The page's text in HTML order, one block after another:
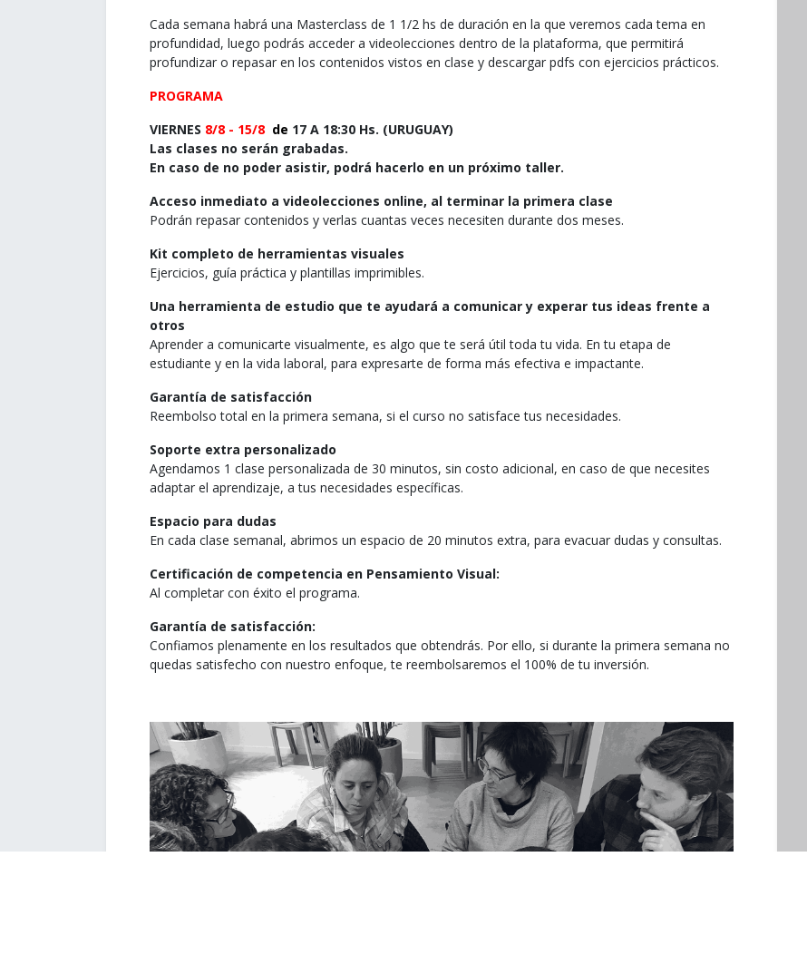
Cada semana habrá una Masterclass de 1 1/2 hs de duración en la que veremos cada tema en
profundidad, luego podrás acceder a videolecciones dentro de la plataforma, que permitirá
profundizar o repasar en los contenidos vistos en clase y descargar pdfs con ejercicios prácticos.
PROGRAMA
VIERNES 8/8 - 15/8 de 17 A 18:30 Hs. (URUGUAY)
Las clases no serán grabadas.
En caso de no poder asistir, podrá hacerlo en un próximo taller.
Acceso inmediato a videolecciones online, al terminar la primera clase
Podrán repasar contenidos y verlas cuantas veces necesiten durante dos meses.
Kit completo de herramientas visuales
Ejercicios, guía práctica y plantillas imprimibles.
Una herramienta de estudio que te ayudará a comunicar y experar tus ideas frente a
otros
Aprender a comunicarte visualmente, es algo que te será útil toda tu vida. En tu etapa de
estudiante y en la vida laboral, para expresarte de forma más efectiva e impactante.
Garantía de satisfacción
Reembolso total en la primera semana, si el curso no satisface tus necesidades.
Soporte extra personalizado
Agendamos 1 clase personalizada de 30 minutos, sin costo adicional, en caso de que necesites
adaptar el aprendizaje, a tus necesidades específicas.
Espacio para dudas
En cada clase semanal, abrimos un espacio de 20 minutos extra, para evacuar dudas y consultas.
Certificación de competencia en Pensamiento Visual:
Al completar con éxito el programa.
Garantía de satisfacción:
Confiamos plenamente en los resultados que obtendrás. Por ello, si durante la primera semana no
quedas satisfecho con nuestro enfoque, te reembolsaremos el 100% de tu inversión.